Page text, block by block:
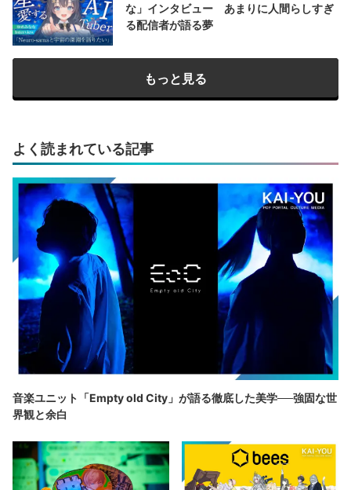
な」インタビュー あまりに人間らしすぎ
る配信者が語る夢
もっと見る
よく読まれている記事
音楽ユニット「Empty old City」が語る徹底した美学──強固な世
界観と余白